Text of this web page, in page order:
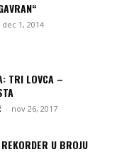
dec 1, 2014
TRI LOVCA –
- nov 26, 2017
U BROJU